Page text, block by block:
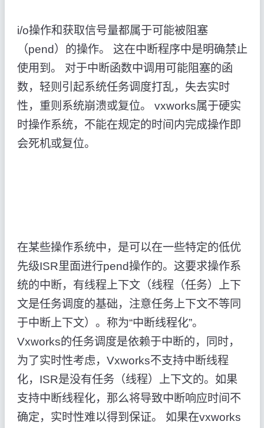
i/o操作和获取信号量都属于可能被阻塞
（pend）的操作。 这在中断程序中是明确禁止
使用到。 对于中断函数中调用可能阻塞的函
数，轻则引起系统任务调度打乱，失去实时
性，重则系统崩溃或复位。 vxworks属于硬实
时操作系统，不能在规定的时间内完成操作即
会死机或复位。
在某些操作系统中，是可以在一些特定的低优
先级ISR里面进行pend操作的。这要求操作系
统的中断，有线程上下文（线程（任务）上下
文是任务调度的基础，注意任务上下文不等同
于中断上下文）。称为“中断线程化”。
Vxworks的任务调度是依赖于中断的，同时，
为了实时性考虑，Vxworks不支持中断线程
化，ISR是没有任务（线程）上下文的。如果
支持中断线程化，那么将导致中断响应时间不
确定，实时性难以得到保证。 如果在vxworks